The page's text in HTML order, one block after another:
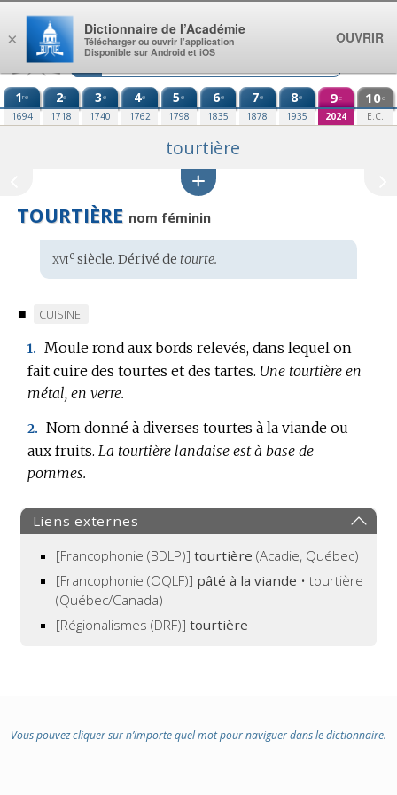
Aller au contenu
1re
1694
2e
1718
3e
1740
4e
1762
5e
1798
6e
1835
7e
1878
8e
1935
9e
2024
10e
E.C.
tourtière
TOURTIÈRE nom féminin
Étymologie
:
xviesiècle. Dérivé de tourte.
■
MARQUE
DOMAINE
:
CUISINE.
1. Moule rond aux bords relevés, dans lequel on
fait cuire des tourtes et des tartes. Une tourtière en
métal, en verre.
2. Nom donné à diverses tourtes à la viande ou
aux fruits. La tourtière landaise est à base de
pommes.
Liens externes
[Francophonie (BDLP)] tourtière (Acadie, Québec)
[Francophonie (OQLF)] pâté à la viande • tourtière
(Québec/Canada)
[Régionalismes (DRF)] tourtière
Vous pouvez cliquer sur n’importe quel mot pour naviguer dans le dictionnaire.
×
Dictionnaire de l’Académie
Télécharger ou ouvrir l’application
Disponible sur Android et iOS
OUVRIR